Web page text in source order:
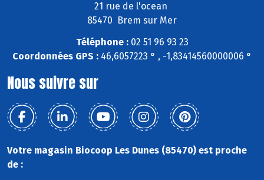
21 rue de l'ocean
85470 Brem sur Mer
Téléphone :02 51 96 93 23
Coordonnées GPS : 46,6057223 ° , -1,83414560000006 °
Nous suivre sur
Votre magasin Biocoop Les Dunes (85470) est proche
de :